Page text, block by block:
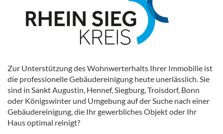
Zur Unterstützung des Wohnwerterhalts Ihrer Immobilie ist
die professionelle Gebäudereinigung heute unerlässlich. Sie
sind in Sankt Augustin, Hennef, Siegburg, Troisdorf, Bonn
oder Königswinter und Umgebung auf der Suche nach einer
Gebäudereinigung, die Ihr gewerbliches Objekt oder Ihr
Haus optimal reinigt?